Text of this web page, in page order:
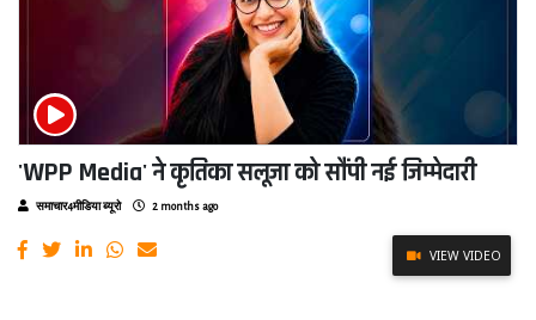
'WPP Media' ने कृतिका सलूजा को सौंपी नई जिम्मेदारी
समाचार4मीडिया ब्यूरो 2 months ago
VIEW VIDEO